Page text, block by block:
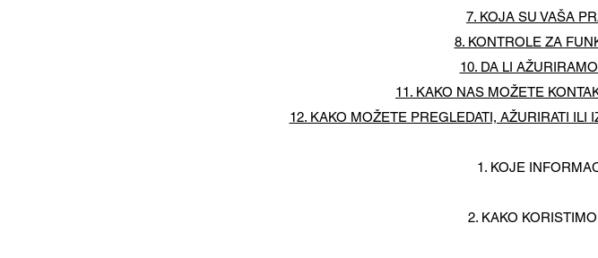
7. KOJA SU VAŠA
8. KONTROLE ZA
10. DA LI
11. KAKO NAS MOŽETE
12. KAKO MOŽETE PREGLEDATI, AŽURIRATI
1. KOJE
2. KAKO